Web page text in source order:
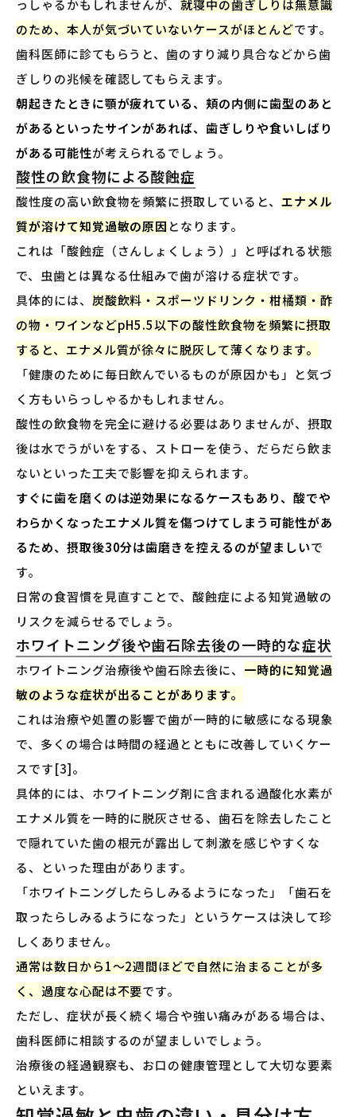
っしゃるかもしれませんが、就寝中の歯ぎしりは無意識
のため、本人が気づいていないケースがほとんどです。
歯科医師に診てもらうと、歯のすり減り具合などから歯
ぎしりの兆候を確認してもらえます。
朝起きたときに顎が疲れている、頬の内側に歯型のあと
があるといったサインがあれば、歯ぎしりや食いしばり
がある可能性が考えられるでしょう。
酸性の飲食物による酸蝕症
酸性度の高い飲食物を頻繁に摂取していると、 エナメル
質が溶けて知覚過敏の原因 となります。
これは「酸蝕症（さんしょくしょう）」と呼ばれる状態
で、虫歯とは異なる仕組みで歯が溶ける症状です。
具体的には、 炭酸飲料・スポーツドリンク・柑橘類・酢
の物・ワインなどpH5.5以下の酸性飲食物を頻繁に摂取
すると、エナメル質が徐々に脱灰して薄くなります。
「健康のために毎日飲んでいるものが原因かも」と気づ
く方もいらっしゃるかもしれません。
酸性の飲食物を完全に避ける必要はありませんが、摂取
後は水でうがいをする、ストローを使う、だらだら飲ま
ないといった工夫で影響を抑えられます。
すぐに歯を磨くのは逆効果になるケースもあり、酸でや
わらかくなったエナメル質を傷つけてしまう可能性があ
るため、摂取後30分は歯磨きを控えるのが望ましいで
す。
日常の食習慣を見直すことで、酸蝕症による知覚過敏の
リスクを減らせるでしょう。
ホワイトニング後や歯石除去後の一時的な症状
ホワイトニング治療後や歯石除去後に、 一時的に知覚過
敏のような症状が出ることがあります。
これは治療や処置の影響で歯が一時的に敏感になる現象
で、多くの場合は時間の経過とともに改善していくケー
スです[3]。
具体的には、ホワイトニング剤に含まれる過酸化水素が
エナメル質を一時的に脱灰させる、歯石を除去したこと
で隠れていた歯の根元が露出して刺激を感じやすくな
る、といった理由があります。
「ホワイトニングしたらしみるようになった」「歯石を
取ったらしみるようになった」というケースは決して珍
しくありません。
通常は数日から1〜2週間ほどで自然に治まることが多
く、過度な心配は不要です。
ただし、症状が長く続く場合や強い痛みがある場合は、
歯科医師に相談するのが望ましいでしょう。
治療後の経過観察も、お口の健康管理として大切な要素
といえます。